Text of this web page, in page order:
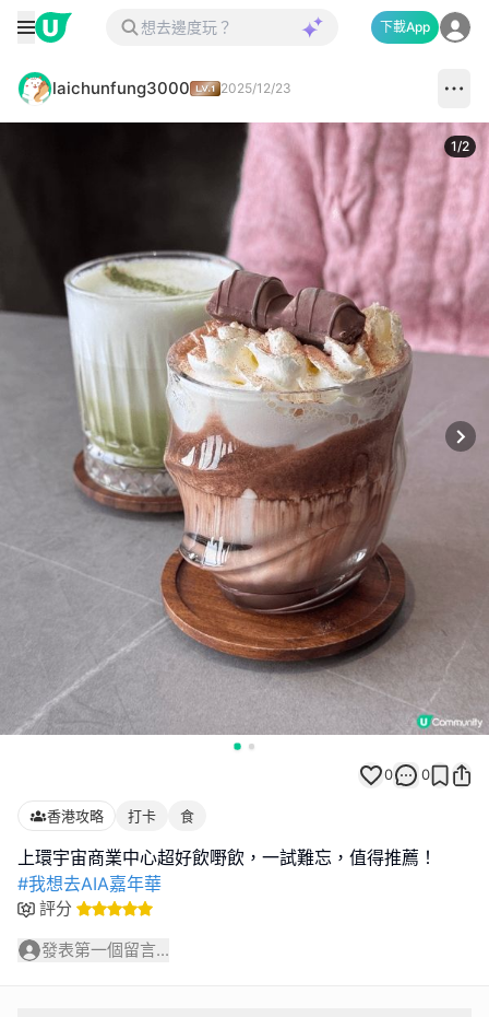
下載App
laichunfung3000 2025/12/23
1/2
0 0
香港攻略 打卡 食
#我想去AIA嘉年華
評分
發表第一個留言...